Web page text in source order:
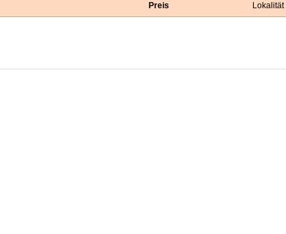
Preis Lokalität